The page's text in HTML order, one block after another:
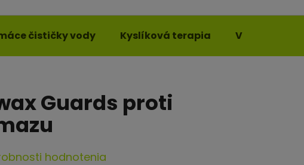
KOŠÍK
čističky vody Kyslíková terapia Vyhrievané
Guards proti
hodnotenia